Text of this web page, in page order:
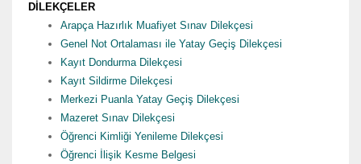
DİLEKÇELER
Arapça Hazırlık Muafiyet Sınav Dilekçesi
Genel Not Ortalaması ile Yatay Geçiş Dilekçesi
Kayıt Dondurma Dilekçesi
Kayıt Sildirme Dilekçesi
Merkezi Puanla Yatay Geçiş Dilekçesi
Mazeret Sınav Dilekçesi
Öğrenci Kimliği Yenileme Dilekçesi
Öğrenci İlişik Kesme Belgesi